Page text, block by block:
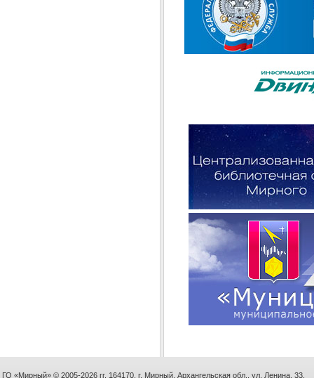
ГО «Мирный» © 2005-2026 гг. 164170, г. Мирный, Архангельская обл., ул. Ленина, 33.